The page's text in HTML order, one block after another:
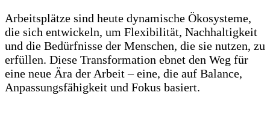
Arbeitsplätze sind heute dynamische Ökosysteme,
die sich entwickeln, um Flexibilität, Nachhaltigkeit
und die Bedürfnisse der Menschen, die sie nutzen, zu
erfüllen. Diese Transformation ebnet den Weg für
eine neue Ära der Arbeit – eine, die auf Balance,
Anpassungsfähigkeit und Fokus basiert.